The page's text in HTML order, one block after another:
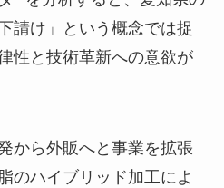
請け」という概念では捉
性と技術革新への意欲が
から外販へと事業を拡張
のハイブリッド加工によ